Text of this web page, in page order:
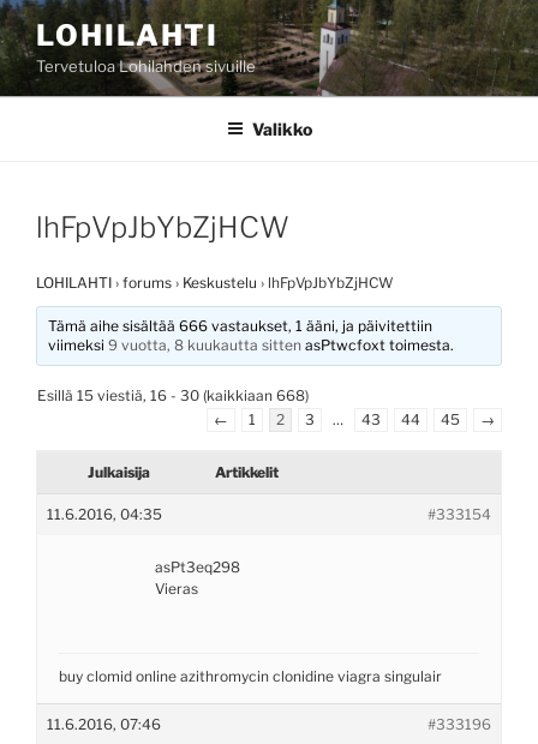
Siirry
sisältöönLOHILAHTI
Tervetuloa Lohilahden sivuille
Valikko
lhFpVpJbYbZjHCW
LOHILAHTI › forums › Keskustelu › lhFpVpJbYbZjHCW
Tämä aihe sisältää 666 vastaukset, 1 ääni, ja päivitettiin
viimeksi9 vuotta, 8 kuukautta sitten asPtwcfoxt toimesta.
Esillä 15 viestiä, 16 - 30 (kaikkiaan 668)
←
1 2 3 … 43 44 45 →
Julkaisija Artikkelit
11.6.2016, 04:35 #333154
asPt3eq298
Vieras
buy clomid online azithromycin clonidine viagra singulair
11.6.2016, 07:46 #333196